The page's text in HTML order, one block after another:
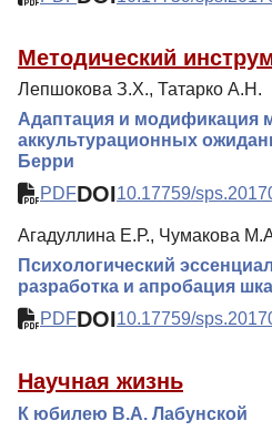
Методический
Лепшокова З.Х., Татарко А.Н.
Адаптация и модификация
аккультурационных
Берри
PDFDOI10.17759/
Агадуллина Е.Р., Чумакова
Психологический
разработка и апробация
PDFDOI10.17759/
Научная жизнь
К юбилею В.А. Лабунской